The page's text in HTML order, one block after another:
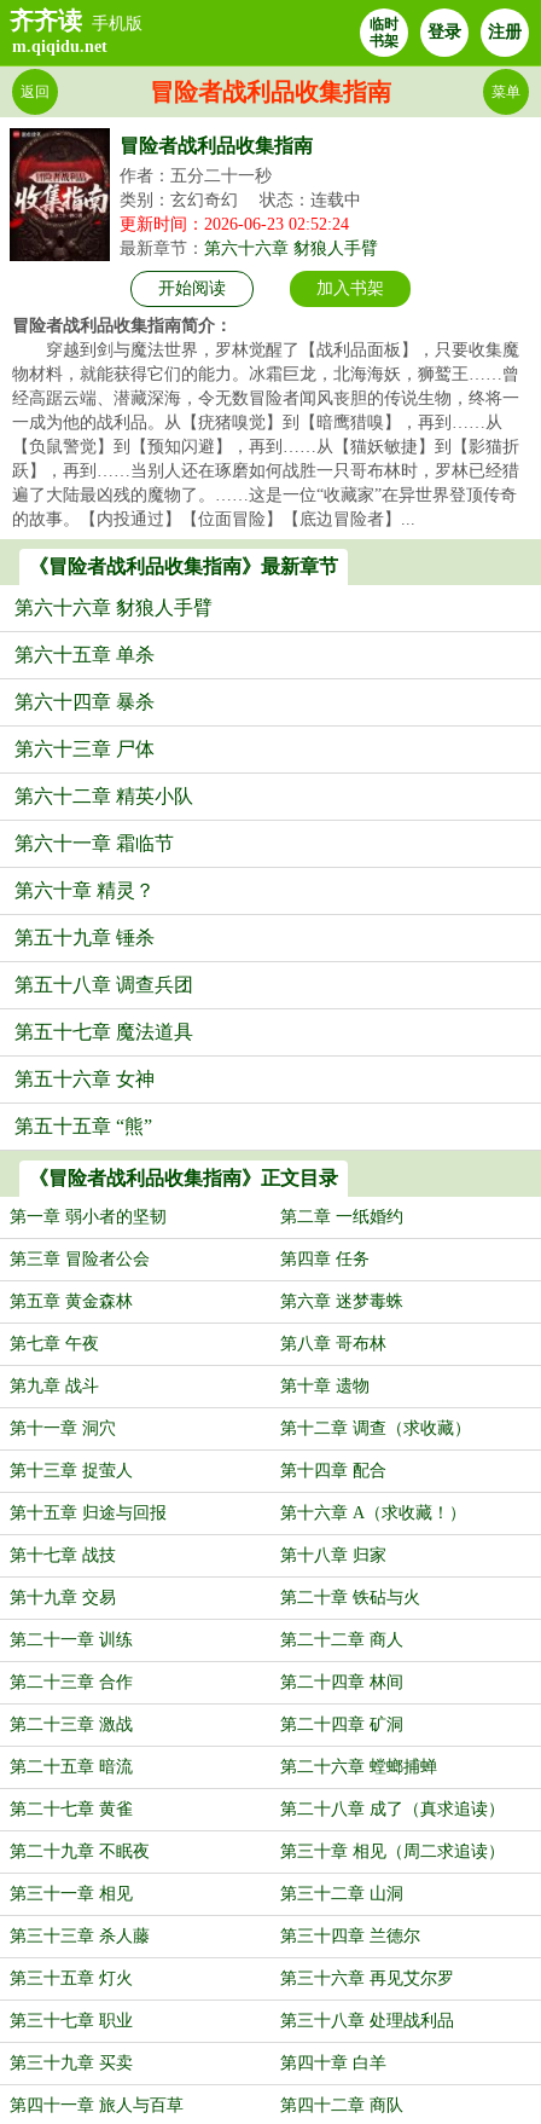
齐齐读 手机版
m.qiqidu.net
临时
书架
登录 注册
冒险者战利品收集指南
返回 菜单
冒险者战利品收集指南
作者：五分二十一秒
类别：玄幻奇幻
状态：连载中
更新时间：2026-06-23 02:52:24
最新章节： 第六十六章 豺狼人手臂
开始阅读 加入书架
冒险者战利品收集指南简介：
穿越到剑与魔法世界，罗林觉醒了【战利品面板】，只要收集魔
物材料，就能获得它们的能力。冰霜巨龙，北海海妖，狮鹫王……曾
经高踞云端、潜藏深海，令无数冒险者闻风丧胆的传说生物，终将一
一成为他的战利品。从【疣猪嗅觉】到【暗鹰猎嗅】，再到……从
【负鼠警觉】到【预知闪避】，再到……从【猫妖敏捷】到【影猫折
跃】，再到……当别人还在琢磨如何战胜一只哥布林时，罗林已经猎
遍了大陆最凶残的魔物了。……这是一位“收藏家”在异世界登顶传奇
的故事。【内投通过】【位面冒险】【底边冒险者】...
《冒险者战利品收集指南》最新章节
第六十六章 豺狼人手臂
第六十五章 单杀
第六十四章 暴杀
第六十三章 尸体
第六十二章 精英小队
第六十一章 霜临节
第六十章 精灵？
第五十九章 锤杀
第五十八章 调查兵团
第五十七章 魔法道具
第五十六章 女神
第五十五章 “熊”
《冒险者战利品收集指南》正文目录
第一章 弱小者的坚韧 第二章 一纸婚约
第三章 冒险者公会 第四章 任务
第五章 黄金森林 第六章 迷梦毒蛛
第七章 午夜 第八章 哥布林
第九章 战斗 第十章 遗物
第十一章 洞穴 第十二章 调查（求收藏）
第十三章 捉萤人 第十四章 配合
第十五章 归途与回报 第十六章 A（求收藏！）
第十七章 战技 第十八章 归家
第十九章 交易 第二十章 铁砧与火
第二十一章 训练 第二十二章 商人
第二十三章 合作 第二十四章 林间
第二十三章 激战 第二十四章 矿洞
第二十五章 暗流 第二十六章 螳螂捕蝉
第二十七章 黄雀 第二十八章 成了（真求追读）
第二十九章 不眠夜 第三十章 相见（周二求追读）
第三十一章 相见 第三十二章 山洞
第三十三章 杀人藤 第三十四章 兰德尔
第三十五章 灯火 第三十六章 再见艾尔罗
第三十七章 职业 第三十八章 处理战利品
第三十九章 买卖 第四十章 白羊
第四十一章 旅人与百草 第四十二章 商队